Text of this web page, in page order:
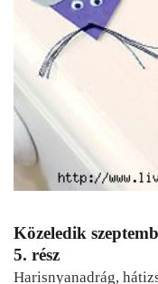
Közeledik
5. rész
Harisnyanadrág,